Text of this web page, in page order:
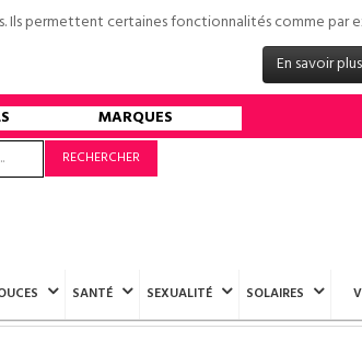
permettent certaines fonctionnalités comme par
En savoir plus
MARQUES
RECHERCHER
SANTÉ SEXUALITÉ SOLAIRES